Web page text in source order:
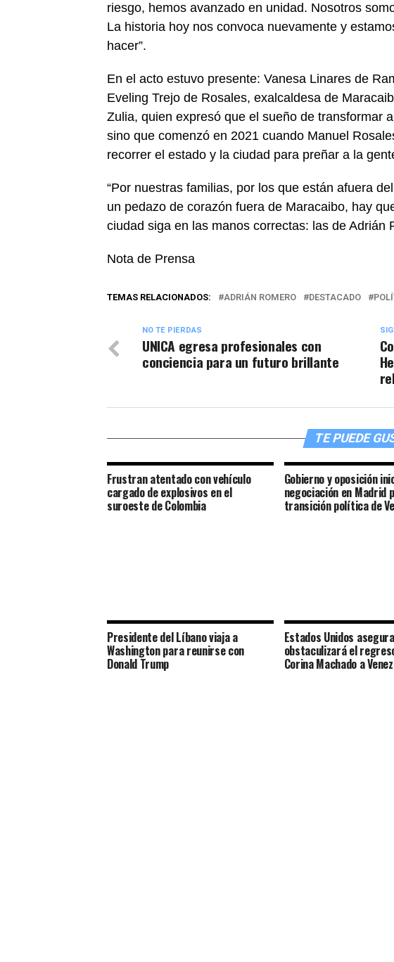
riesgo, hemos avanzado en unidad. Nosotros
La historia hoy nos convoca nuevamente y
hacer”.
En el acto estuvo presente: Vanesa Linares de
Eveling Trejo de Rosales, exalcaldesa de
Zulia, quien expresó que el sueño de transformar
sino que comenzó en 2021 cuando Manuel
recorrer el estado y la ciudad para preñar a la
“Por nuestras familias, por los que están afuera
un pedazo de corazón fuera de Maracaibo, hay
ciudad siga en las manos correctas: las de Adrián
Nota de Prensa
TEMAS RELACIONADOS: ADRIÁN ROMERO DESTACADO
NO TE PIERDAS
UNICA egresa profesionales con
conciencia para un futuro brillante
TE PUEDE
Frustran atentado con vehículo
cargado de explosivos en el
suroeste de Colombia
Gobierno y oposición
negociación en Madrid
transición política de
Presidente del Líbano viaja a
Washington para reunirse con
Donald Trump
Estados Unidos
obstaculizará el
Corina Machado a